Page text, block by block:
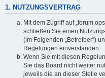
1. NUTZUNGSVERTRAG
Mit dem Zugriff auf
schließen Sie einen
(im Folgenden „Betreiber“)
Regelungen einverstanden.
Wenn Sie mit diesen
Sie das Board nicht weiter
jeweils die an dieser Stelle